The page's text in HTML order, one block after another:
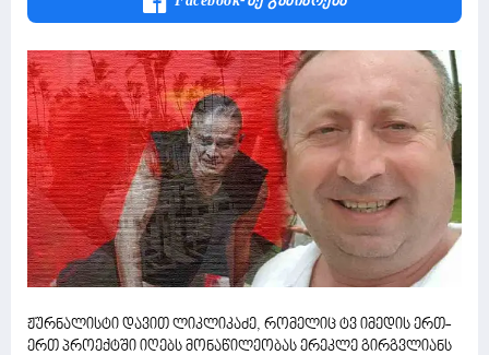
ჟურნალისტი დავით ლიკლიკაძე, რომელიც ტვ იმედის ერთ-
ერთ პროექტში იღებს მონაწილეობას ერეკლე გირგვლიანს